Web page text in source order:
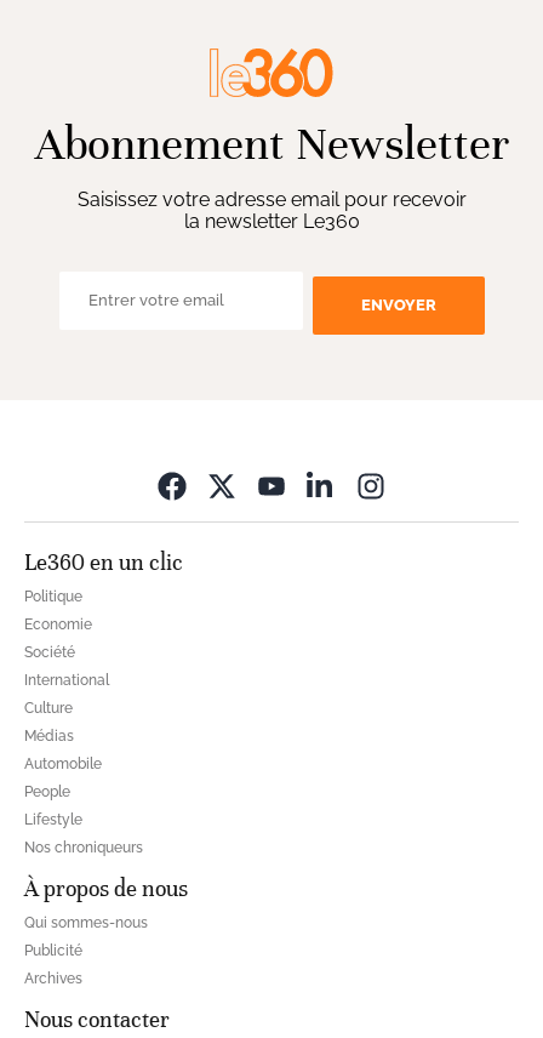
Abonnement Newsletter
Saisissez votre adresse email pour recevoir
la newsletter Le360
ENVOYER
Le360 en un clic
Politique
Economie
Société
International
Culture
Médias
Automobile
People
Lifestyle
Nos chroniqueurs
À propos de nous
Qui sommes-nous
Publicité
Archives
Nous contacter